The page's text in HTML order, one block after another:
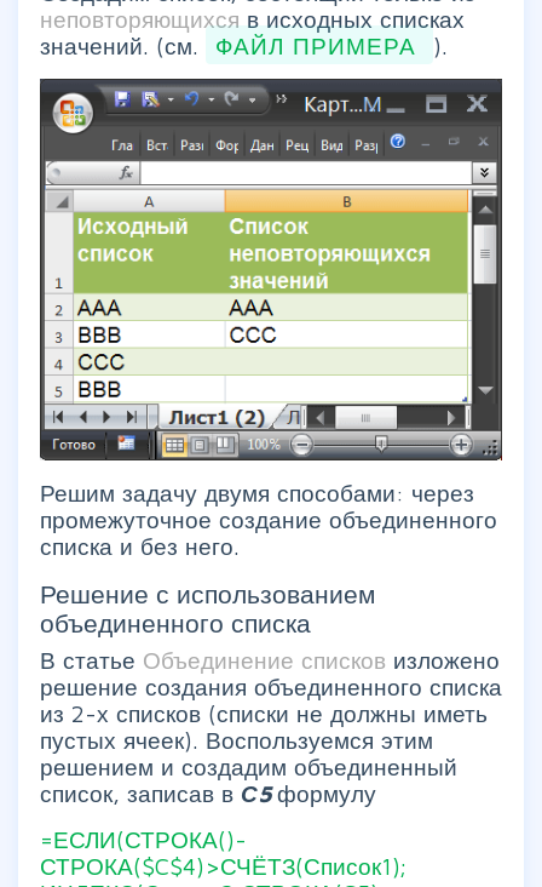
неповторяющихся в исходных списках
значений. (см.
ФАЙЛ ПРИМЕРА ).
Решим задачу двумя способами: через
промежуточное создание объединенного
списка и без него.
Решение с использованием
объединенного списка
В статье Объединение списков изложено
решение создания объединенного списка
из 2-х списков (списки не должны иметь
пустых ячеек). Воспользуемся этим
решением и создадим объединенный
список, записав в С5формулу
=ЕСЛИ(СТРОКА()-
СТРОКА($C$4)>СЧЁТЗ(Список1);